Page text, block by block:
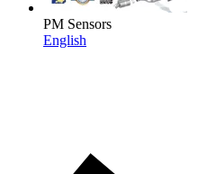
PM Sensors
English